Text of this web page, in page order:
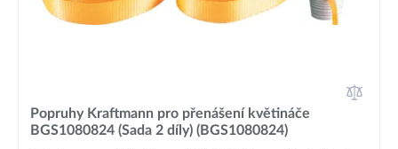
Popruhy Kraftmann pro přenášení květináče
BGS1080824 (Sada 2 díly) (BGS1080824)